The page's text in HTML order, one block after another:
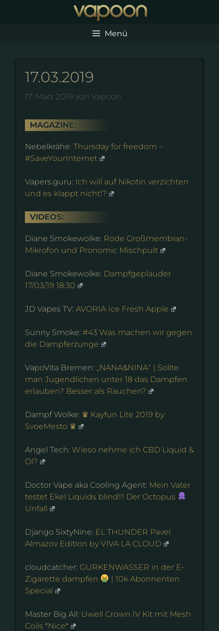
Menü
17.03.2019
17. März 2019 von Vapoon
MAGAZINE:
Nebelkrähe: Thursday for freedom –
#SaveYourInternet
Vapers.guru: Ich will auf Nikotin verzichten
und es klappt nicht!?
VIDEOS:
Diane Smokewolke: Rode Großmembran-
Mikrofon und Pronomic Mischpult
Diane Smokewolke: Dampfgeplauder
17/03/19 18:30
JD Vapes TV: AVORIA Ice Fresh Apple
Sunny Smoke: #43 Was machen wir gegen
die Dampferzunge
VapoVita Bremen: „NANA&NINA“ | Sollte
man Jugendlichen unter 18 das Dampfen
erlauben? Besser als Rauchen?
Dampf Wolke: ♛ Kayfun Lite 2019 by
SvoeMesto ♛
Angel Tech: Wieso nehme ich CBD Liquid &
Öl?
Doctor Vape aka Cooling Agent: Mein Vater
testet Ekel Liquids blind!!! Der Octopus
Unfall
Django SixtyNine: EL THUNDER Pavel
Almazov Edition by VIVA LA CLOUD
cloudcatcher: GURKENWASSER in der E-
Zigarette dampfen
| 10k Abonnenten
Special
Master Big All: Uwell Crown IV Kit mit Mesh
Coils *Nice*